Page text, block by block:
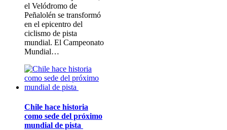
el Velódromo de
Peñalolén se transformó
en el epicentro del
ciclismo de pista
mundial. El Campeonato
Mundial…
Chile hace historia
como sede del próximo
mundial de pista